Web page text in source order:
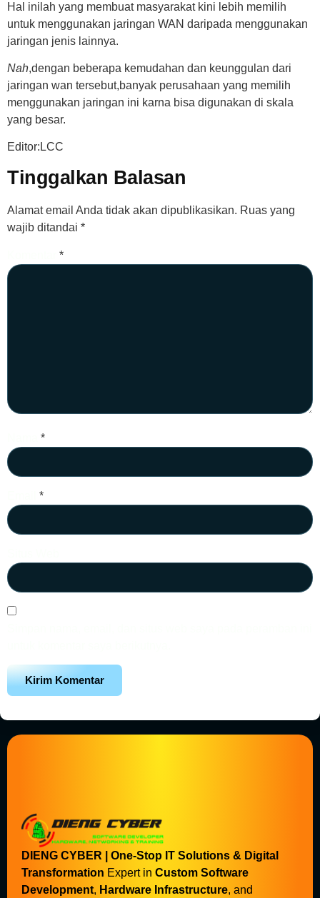
Hal inilah yang membuat masyarakat kini lebih memilih
untuk menggunakan jaringan WAN daripada menggunakan
jaringan jenis lainnya.
Nah,dengan beberapa kemudahan dan keunggulan dari
jaringan wan tersebut,banyak perusahaan yang memilih
menggunakan jaringan ini karna bisa digunakan di skala
yang besar.
Editor:LCC
Tinggalkan Balasan
Alamat email Anda tidak akan dipublikasikan. Ruas yang
wajib ditandai *
*
*
*
DIENG CYBER | One-Stop IT Solutions & Digital
Transformation Expert in Custom Software
Development, Hardware Infrastructure, and